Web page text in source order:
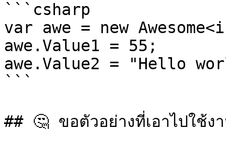
```csharp
var awe = new
awe.Value1 = 55;
awe.Value2 = "Hello
```
## 🤔 ขอตัวอย่างที่เอาไปใช้ง